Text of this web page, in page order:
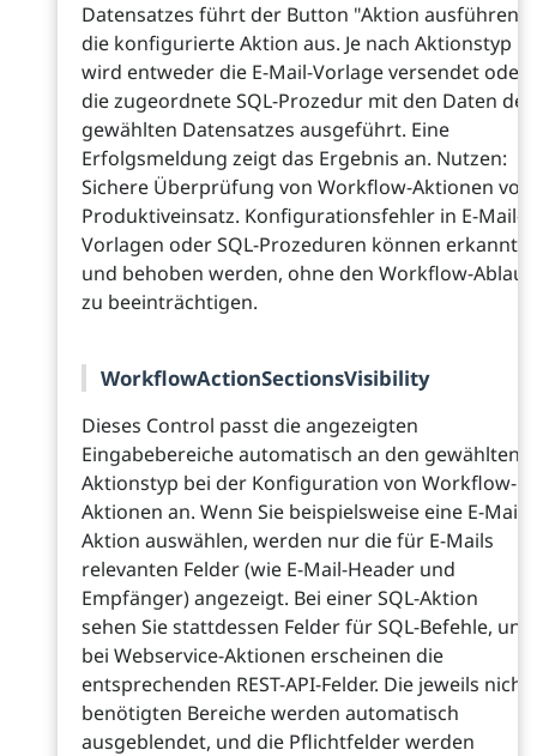
Datensatzes führt der Button "Aktion ausführen"
die konfigurierte Aktion aus. Je nach Aktionstyp
wird entweder die E-Mail-Vorlage versendet oder
die zugeordnete SQL-Prozedur mit den Daten des
gewählten Datensatzes ausgeführt. Eine
Erfolgsmeldung zeigt das Ergebnis an. Nutzen:
Sichere Überprüfung von Workflow-Aktionen vor
Produktiveinsatz. Konfigurationsfehler in E-Mail-
Vorlagen oder SQL-Prozeduren können erkannt
und behoben werden, ohne den Workflow-Ablauf
zu beeinträchtigen.
WorkflowActionSectionsVisibility
Dieses Control passt die angezeigten
Eingabebereiche automatisch an den gewählten
Aktionstyp bei der Konfiguration von Workflow-
Aktionen an. Wenn Sie beispielsweise eine E-Mail-
Aktion auswählen, werden nur die für E-Mails
relevanten Felder (wie E-Mail-Header und
Empfänger) angezeigt. Bei einer SQL-Aktion
sehen Sie stattdessen Felder für SQL-Befehle, und
bei Webservice-Aktionen erscheinen die
entsprechenden REST-API-Felder. Die jeweils nicht
benötigten Bereiche werden automatisch
ausgeblendet, und die Pflichtfelder werden